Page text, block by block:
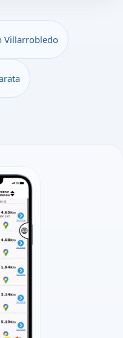
Villarrobledo